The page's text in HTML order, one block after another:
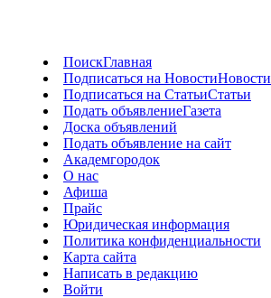
ПоискГлавная
Подписаться на НовостиНовости
Подписаться на СтатьиСтатьи
Подать объявлениеГазета
Доска объявлений
Подать объявление на сайт
Академгородок
О нас
Афиша
Прайс
Юридическая информация
Политика конфиденциальности
Карта сайта
Написать в редакцию
Войти